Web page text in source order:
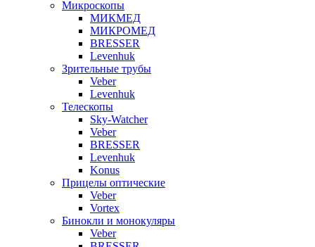
Микроскопы
МИКМЕД
МИКРОМЕД
BRESSER
Levenhuk
Зрительные трубы
Veber
Levenhuk
Телескопы
Sky-Watcher
Veber
BRESSER
Levenhuk
Konus
Прицелы оптические
Veber
Vortex
Бинокли и монокуляры
Veber